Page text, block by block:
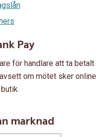
Pay
för handlare att ta betalt
om mötet sker online
marknad